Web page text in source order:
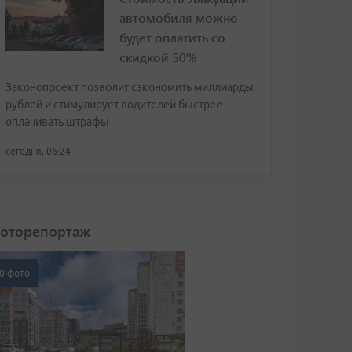
автомобиля можно
будет оплатить со
скидкой 50%
Законопроект позволит сэкономить миллиарды
рублей и стимулирует водителей быстрее
оплачивать штрафы
сегодня, 06:24
фото